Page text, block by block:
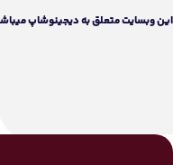
اين وبسايت متعلق به دیجینوشاپ